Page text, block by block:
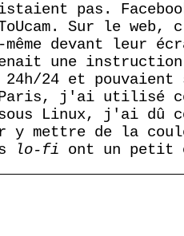
pas.
Sur le
devant leur
une
24h/24 et
Paris, j'ai utilisé
Linux, j'ai dû
y mettre de la
lo-fi ont un petit